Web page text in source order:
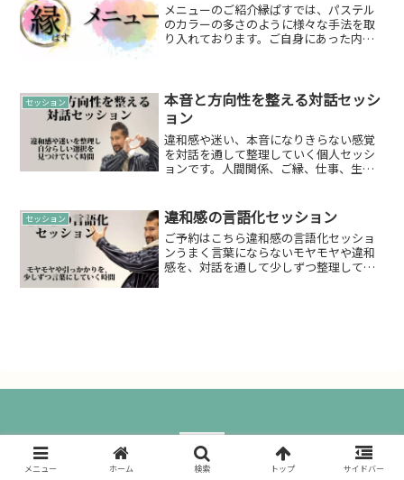
メニューのご紹介縁ぱすでは、パステル
のカラーの多さのように様々な手法を取
り入れております。ご自身にあった内容
※完全予約制...
セッション
本音と方向性を整える対話セッシ
ョン
違和感や迷い、本音になりきらない感覚
を対話を通して整理していく個人セッシ
ョンです。人間関係、ご縁、仕事、生き
に用います。
セッション 違和感の言語化セッション
ご予約はこちら違和感の言語化セッショ
ンうまく言葉にならないモヤモヤや違和
感を、対話を通して少しずつ整理してい
メニュー ホーム 検索 トップ サイドバー